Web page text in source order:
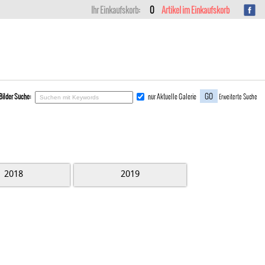
Ihr Einkaufskorb: 0 Artikel im Einkaufskorb
Kundenlogin Kundenkonto erstellen
Bilder Suche: nur Aktuelle Galerie Erweiterte Suche
2018 2019